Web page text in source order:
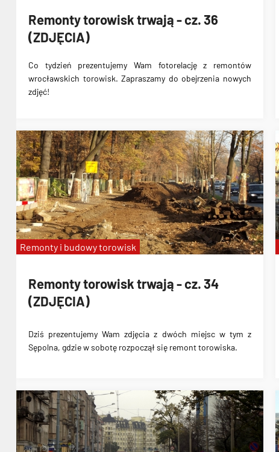
Remonty torowisk trwają - cz. 36
(ZDJĘCIA)
Co tydzień prezentujemy Wam fotorelację z remontów
wrocławskich torowisk. Zapraszamy do obejrzenia nowych
zdjęć!
Remonty torowisk trwają - cz. 34
(ZDJĘCIA)
Dziś prezentujemy Wam zdjęcia z dwóch miejsc w tym z
Sępolna, gdzie w sobotę rozpoczął się remont torowiska.
Remonty i budowy torowisk